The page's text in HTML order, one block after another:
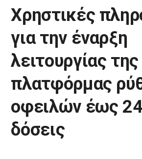
Χρηστικές
για την έναρξη
λειτουργίας της
πλατφόρμας
οφειλών έως
δόσεις